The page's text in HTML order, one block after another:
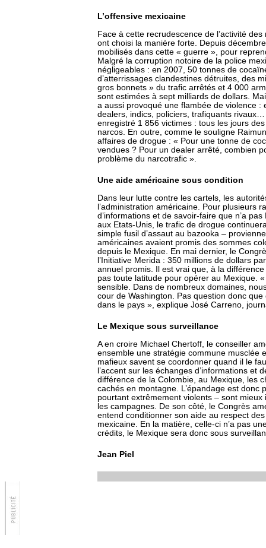
L’offensive mexicaine
Face à cette recrudescence de l’activité
ont choisi la manière forte. Depuis
mobilisés dans cette « guerre », pour
Malgré la corruption notoire de la police
négligeables : en 2007, 50 tonnes de
d’atterrissages clandestines détruites, des
gros bonnets » du trafic arrêtés et 4 000
sont estimées à sept milliards de dollars.
a aussi provoqué une flambée de violence
dealers, indics, policiers, trafiquants
enregistré 1 856 victimes : tous les jours
narcos. En outre, comme le souligne
affaires de drogue : « Pour une tonne de
vendues ? Pour un dealer arrêté, combien
problème du narcotrafic ».
Une aide américaine sous condition
Dans leur lutte contre les cartels, les
l’administration américaine. Pour plusieurs
d’informations et de savoir-faire que n’a
aux Etats-Unis, le trafic de drogue
simple fusil d’assaut au bazooka –
américaines avaient promis des sommes
depuis le Mexique. En mai dernier, le
l’Initiative Merida : 350 millions de dollars
annuel promis. Il est vrai que, à la
pas toute latitude pour opérer au Mexique.
sensible. Dans de nombreux domaines,
cour de Washington. Pas question donc
dans le pays », explique José Carreno,
Le Mexique sous surveillance
A en croire Michael Chertoff, le conseiller
ensemble une stratégie commune musclée
mafieux savent se coordonner quand il le
l’accent sur les échanges d’informations et
différence de la Colombie, au Mexique, les
cachés en montagne. L’épandage est donc
pourtant extrêmement violents – sont
les campagnes. De son côté, le Congrès
entend conditionner son aide au respect
mexicaine. En la matière, celle-ci n’a pas
crédits, le Mexique sera donc sous
Jean Piel